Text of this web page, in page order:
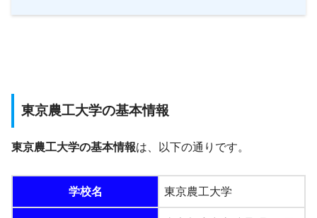
東京農工大学の基本情報
東京農工大学の基本情報は、以下の通りです。
学校名 東京農工大学